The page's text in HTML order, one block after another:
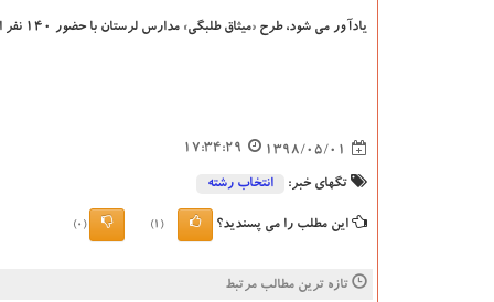
یادآور می‏ شود، طرح «میثاق طلبگی» مدارس لرستان با حضور ۱۴۰ نفر از ورودی های سال جدید به مدت هشت روز در مهدیه شهرستان الیگودرز برگزار گردید.
1398/05/01
17:34:29
تگهای خبر: انتخاب رشته
این مطلب را می پسندید؟ (1)
(0)
تازه ترین مطالب مرتبط